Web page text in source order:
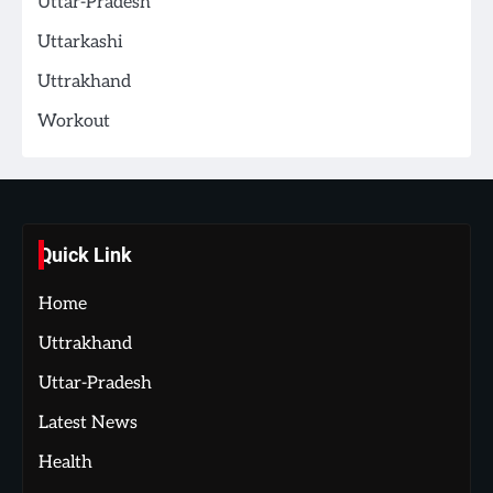
Uttarkashi
Uttrakhand
Workout
Quick Link
Home
Uttrakhand
Uttar-Pradesh
Latest News
Health